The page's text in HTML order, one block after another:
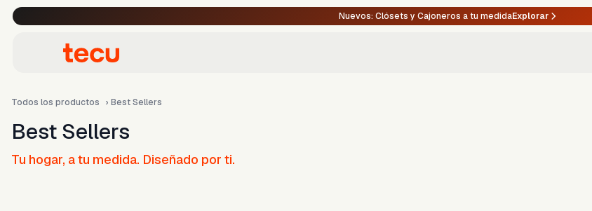
Nuevos: Clósets y Cajoneros a tu medidaExplorar
Todos los productos › Best Sellers
Best Sellers
Tu hogar, a tu medida. Diseñado por ti.